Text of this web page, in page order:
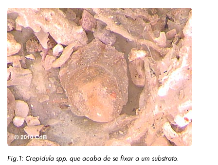
Fig.1: Crepidula spp. que acaba de se fixar a um substrato.